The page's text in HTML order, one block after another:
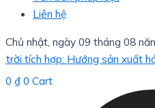
Liên hệ
Chủ nhật, ngày 09 tháng 08
hợp: Hướng sản xuất hóa
0 ₫ 0 Cart